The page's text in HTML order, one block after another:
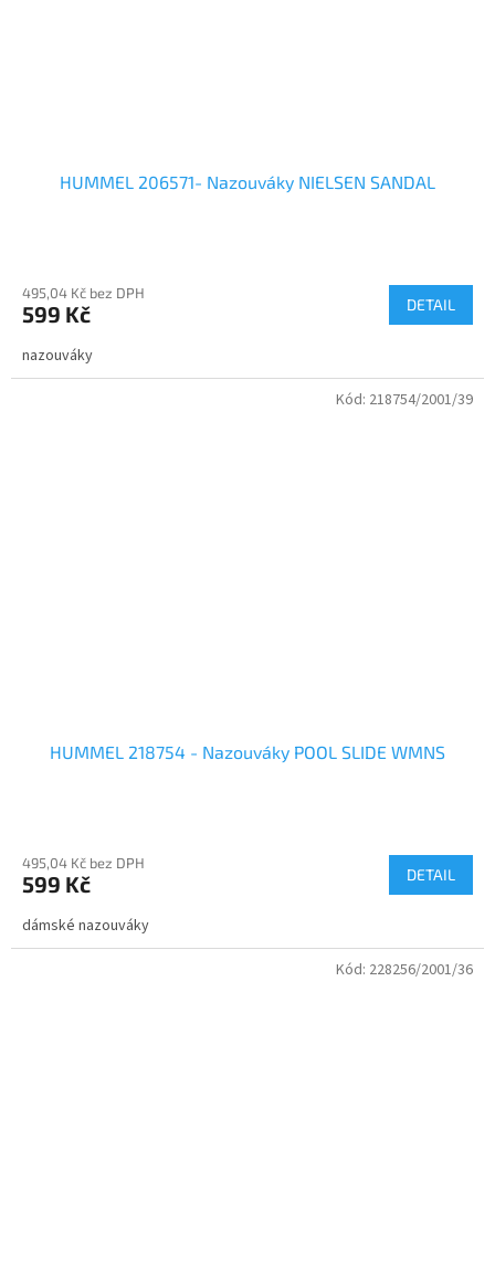
HUMMEL 206571- Nazouváky NIELSEN SANDAL
495,04 Kč bez DPH
599 Kč DETAIL
nazouváky
HUMMEL 218754 - Nazouváky POOL SLIDE WMNS
495,04 Kč bez DPH
599 Kč DETAIL
dámské nazouváky
Kód: 218754/2001/39
Kód: 228256/2001/36